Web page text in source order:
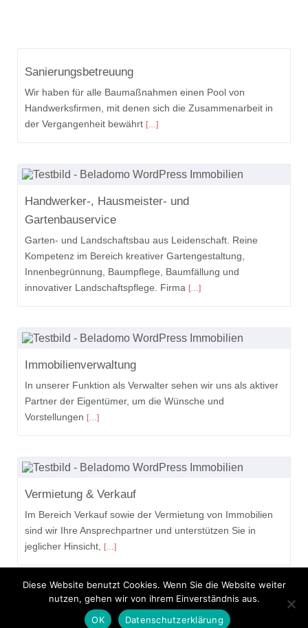
Sanierungsbetreuung
Wir haben für alle Baumaßnahmen einen Pool von
Handwerksfirmen, mit denen sich die Zusammenarbeit in
der Vergangenheit bewährt […]
Handwerker-, Hausmeister- und
Gartenbauservice
Garten- und Landschaftsbau aus Leidenschaft. Reine
Kompetenz im Bereich kreativer Gartengestaltung,
Innenbegrünnung, Baumpflege, Baumfällung und
innovativer Landschaftspflege. Firma […]
Immobilienverwaltung
In unserer Funktion als Verwalter sehen wir uns als aktiver
Partner der Eigentümer, um die Wünsche und
Vorstellungen […]
Vermietung & Verkauf
Im Bereich Verkauf sowie der Vermietung von Immobilien
sind wir Ihre Ansprechpartner und unterstützen Sie in
jeglicher Hinsicht,
[…]
Diese Website benutzt Cookies. Wenn Sie die Website weiter
nutzen, gehen wir von ihrem Einverständnis aus.
OK
Datenschutzerklärung